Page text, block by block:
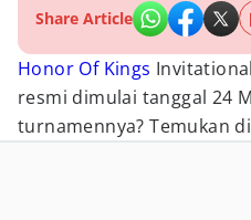
Share Article
Honor Of Kings
resmi dimulai tanggal 24
turnamennya? Temukan